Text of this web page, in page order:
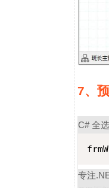
7、
C# 全选
专注